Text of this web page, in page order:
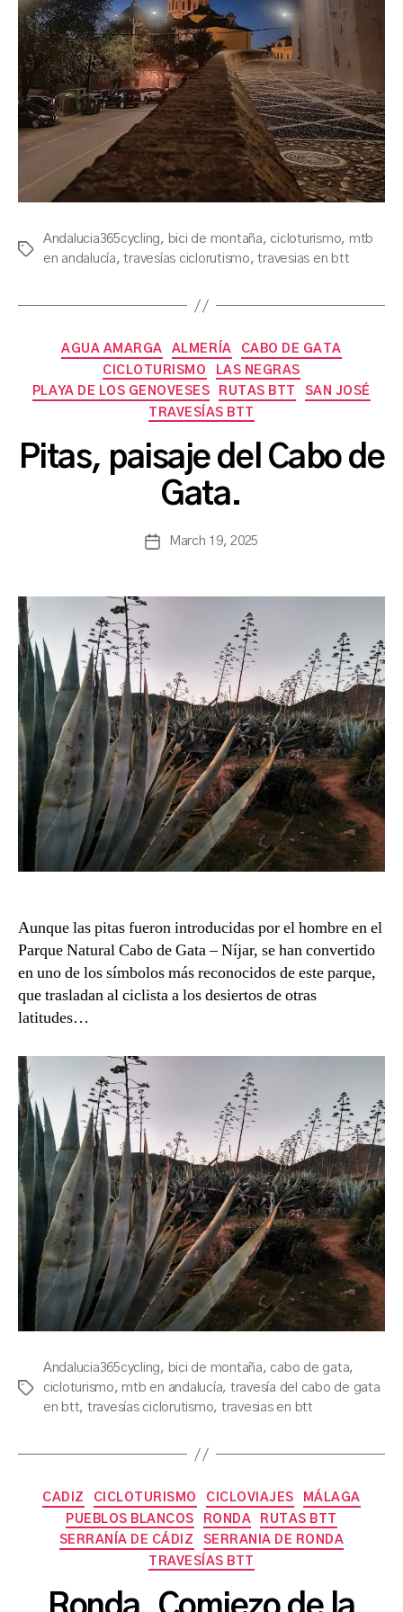
Tags
Andalucia365cycling, bici de montaña, cicloturismo, mtb
en andalucía,travesías ciclorutismo,travesias en btt
Categories
AGUA AMARGA ALMERÍA
CABO DE GATA
CICLOTURISMO
LAS NEGRAS
PLAYA DE LOS GENOVESES
RUTAS BTT
SAN JOSÉ
TRAVESÍAS BTT
Pitas, paisaje del Cabo de
Gata.
Post
B
y
s
n
b
PostMarch 19, 2025
Aunque las pitas fueron introducidas por el hombre en el
Parque Natural Cabo de Gata – Níjar, se han convertido
en uno de los símbolos más reconocidos de este parque,
que trasladan al ciclista a los desiertos de otras
latitudes…
Tags
Andalucia365cycling, bici de montaña, cabo de gata,
cicloturismo, mtb en andalucía, travesía del cabo de gata
en btt, travesías ciclorutismo, travesias en btt
Categories
CADIZ CICLOTURISMO CICLOVIAJES
MÁLAGA
PUEBLOS BLANCOS
RONDA
RUTAS BTT
SERRANÍA DE CÁDIZ
SERRANIA DE RONDA
TRAVESÍAS BTT